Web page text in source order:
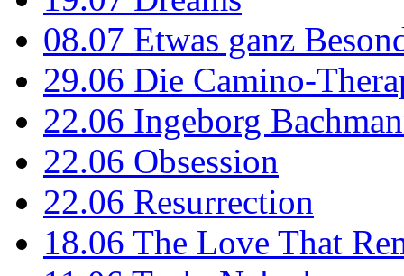
08.07 Etwas ganz
29.06 Die Camino-
22.06 Ingeborg
22.06 Obsession
22.06 Resurrection
18.06 The Love That